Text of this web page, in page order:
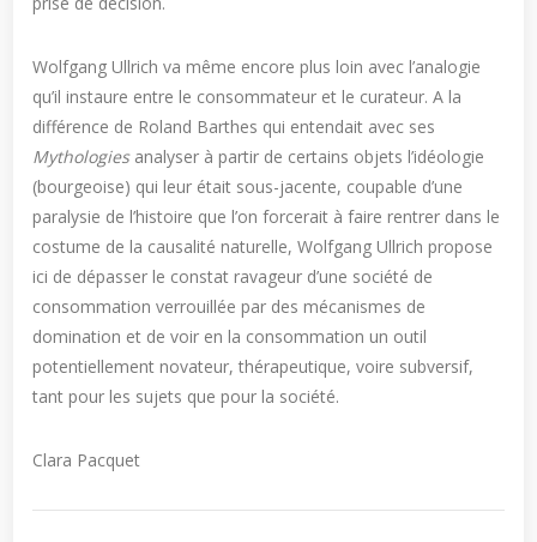
Wolfgang Ullrich va même encore plus loin avec l’analogie
qu’il instaure entre le consommateur et le curateur. A la
différence de Roland Barthes qui entendait avec ses
Mythologiesanalyser à partir de certains objets l’idéologie
(bourgeoise) qui leur était sous-jacente, coupable d’une
paralysie de l’histoire que l’on forcerait à faire rentrer dans le
costume de la causalité naturelle, Wolfgang Ullrich propose
ici de dépasser le constat ravageur d’une société de
consommation verrouillée par des mécanismes de
domination et de voir en la consommation un outil
potentiellement novateur, thérapeutique, voire subversif,
tant pour les sujets que pour la société.
Clara Pacquet